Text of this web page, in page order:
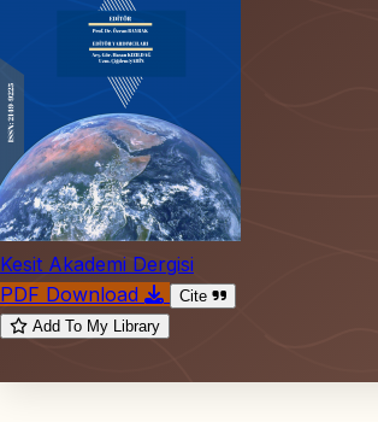
Kesit Akademi Dergisi
PDF Download
Cite
Add To My Library